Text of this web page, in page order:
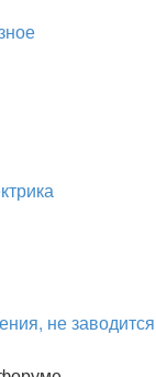
не заводится